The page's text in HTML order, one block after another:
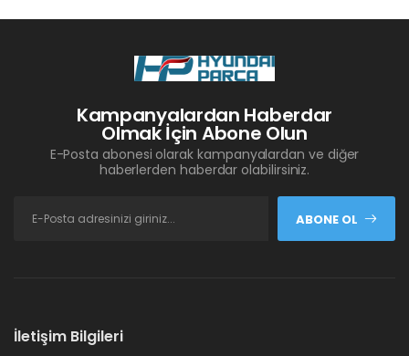
Kampanyalardan Haberdar
Olmak İçin Abone Olun
E-Posta abonesi olarak kampanyalardan ve diğer
haberlerden haberdar olabilirsiniz.
ABONE OL
İletişim Bilgileri